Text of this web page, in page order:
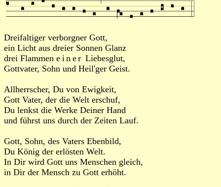
Dreifaltiger verborgner Gott,
ein Licht aus dreier Sonnen Glanz
drei Flammen einer Liebesglut,
Gottvater, Sohn und Heil'ger Geist.
Allherrscher, Du von Ewigkeit,
Gott Vater, der die Welt erschuf,
Du lenkst die Werke Deiner Hand
und führst uns durch der Zeiten Lauf.
Gott, Sohn, des Vaters Ebenbild,
Du König der erlösten Welt.
In Dir wird Gott uns Menschen gleich,
in Dir der Mensch zu Gott erhöht.